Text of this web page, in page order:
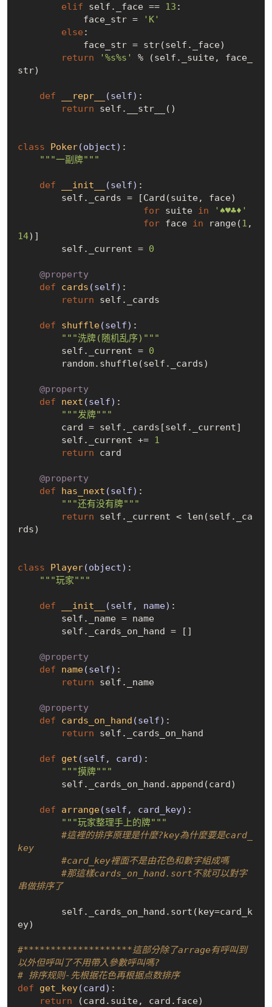
elif self._face == 13 :
            face_str =
'K'
else :
return
'%s%s'
% (self._suite, face_
str)
def __repr__ (self) :
return self.__str__()
class Poker(object) :
"""一副牌"""
def __init__ (self) :
for suite in
'♠♥♣♦'
for face in range(1
14)]
        self._current =
0
    @property
def
cards (self) :
return self._cards
def shuffle(self) :
"""洗牌(随机乱序)"""
        self._current =
0
    @property
def
next (self) :
"""发牌"""
        self._current +=
1
return card
    @property
def
has_next (self) :
"""还有没有牌"""
return self._current < len(self._ca
rds)
class Player(object) :
"""玩家"""
def __init__ (self, name) :
    @property
def
name(self) :
return self._name
    @property
def
cards_on_hand (self) :
return self._cards_on_hand
def get (self, card) :
"""摸牌"""
def arrange(self, card_key) :
"""玩家整理手上的牌"""
#這裡的排序原理是什麼?key為什麼要是card_
key
#card_key裡面不是由花色和數字組成嗎
#那這樣cards_on_hand.sort不就可以對字
串做排序了
ey)
#********************這部分除了arrage有呼叫到
以外但呼叫了不用帶入參數呼叫嗎?
# 排序规则-先根据花色再根据点数排序
def
get_key(card) :
return (card.suite, card.face)